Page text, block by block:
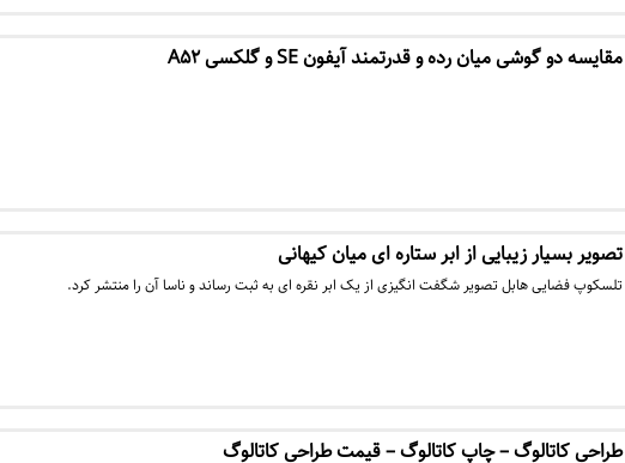
مقایسه دو گوشی میان رده و قدرتمند آیفون SE و گلکسی A۵۲
تصویر بسیار زیبایی از ابر ستاره ای میان کیهانی
تلسکوپ فضایی هابل تصویر شگفت انگیزی از یک ابر نقره ای به ثبت رساند و ناسا آن را منتشر کرد.
طراحی کاتالوگ – چاپ کاتالوگ – قیمت طراحی کاتالوگ